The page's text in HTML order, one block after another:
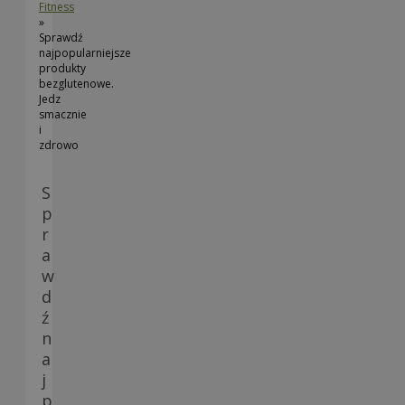
Fitness
»
Sprawdź
najpopularniejsze
produkty
bezglutenowe.
Jedz
smacznie
i
zdrowo
S
p
r
a
w
d
ź
n
a
j
p